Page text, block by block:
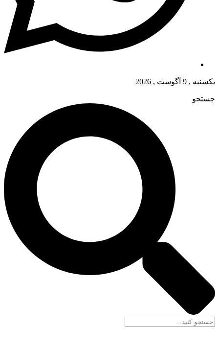
یکشنبه , 9 آگوست , 2026
جستجو